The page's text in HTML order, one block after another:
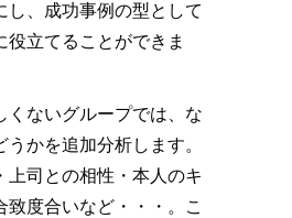
し、成功事例の型として
立てることができま
くないグループでは、な
かを追加分析します。
司との相性・本人のキ
致度合いなど・・・。こ